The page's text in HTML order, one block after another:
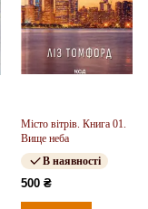
Місто вітрів. Книга 01.
Вище неба
В наявності
500 ₴